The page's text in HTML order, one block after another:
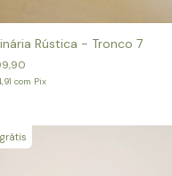
Rústica - Tronco 7
com Pix